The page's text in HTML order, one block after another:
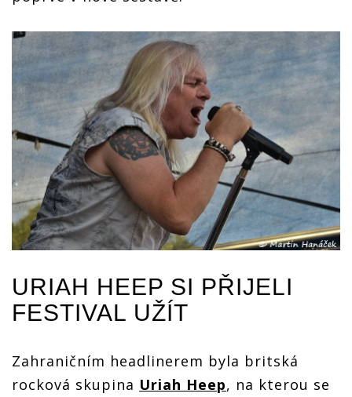
URIAH HEEP SI PŘIJELI
FESTIVAL UŽÍT
Zahraničním headlinerem byla britská
rocková skupina Uriah Heep, na kterou se